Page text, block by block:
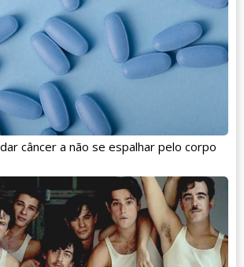
câncer a não se espalhar pelo corpo